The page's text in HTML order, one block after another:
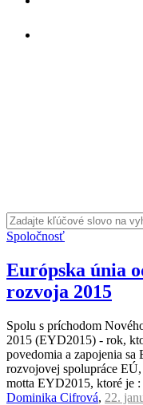
Spoločnosť
Európska únia
rozvoja 2015
Spolu s príchodom
2015 (EYD2015) - rok,
povedomia a zapojenia
rozvojovej spolupráce
motta EYD2015, ktoré je :
Dominika Cifrová, 22.